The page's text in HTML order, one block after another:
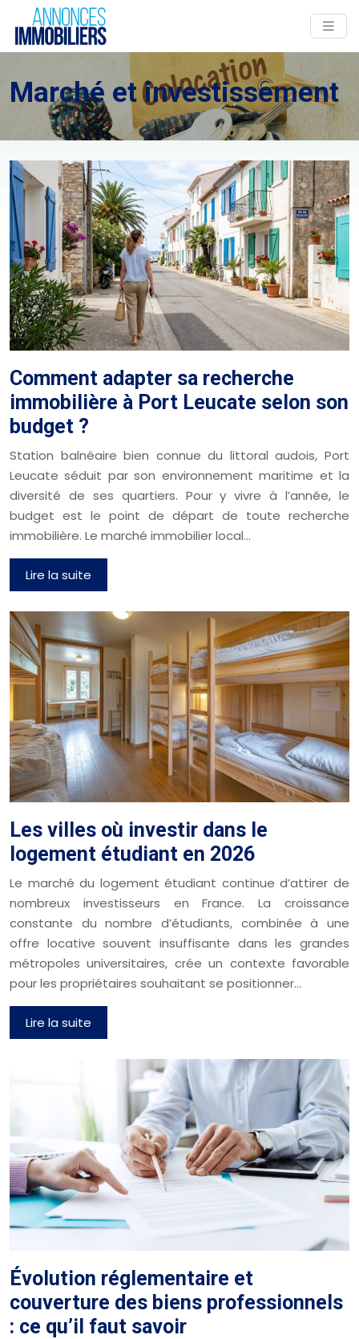
Marché et investissement
Comment adapter sa recherche
immobilière à Port Leucate selon son
budget ?
Station balnéaire bien connue du littoral audois, Port
Leucate séduit par son environnement maritime et la
diversité de ses quartiers. Pour y vivre à l’année, le
budget est le point de départ de toute recherche
immobilière. Le marché immobilier local…
Lire la suite
Les villes où investir dans le
logement étudiant en 2026
Le marché du logement étudiant continue d’attirer de
nombreux investisseurs en France. La croissance
constante du nombre d’étudiants, combinée à une
offre locative souvent insuffisante dans les grandes
métropoles universitaires, crée un contexte favorable
pour les propriétaires souhaitant se positionner…
Lire la suite
Évolution réglementaire et
couverture des biens professionnels
: ce qu’il faut savoir